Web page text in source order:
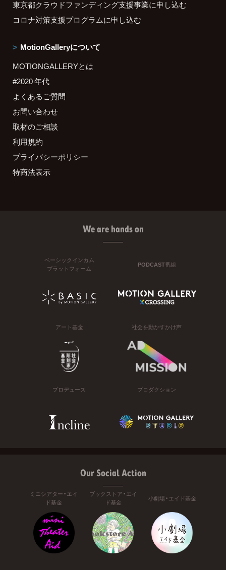
東京都クラウドファンディング支援事業に申し込む
コロナ対策支援プログラムに申し込む
MotionGalleryについて
MOTIONGALLERYとは
#2020 年代
よくあるご質問
お問い合わせ
取材のご相談
利用規約
プライバシーポリシー
特商法表示
We are hands on
ベーシックインカム
プラットフォーム
PODCAST番組
アート基金 社会を動かすかけ声
プロデュース プロダクション
Our Social Action
ミニシアター・エイ
ド基金
ブックストア・エイ
ド基金
小劇場・エイド基金